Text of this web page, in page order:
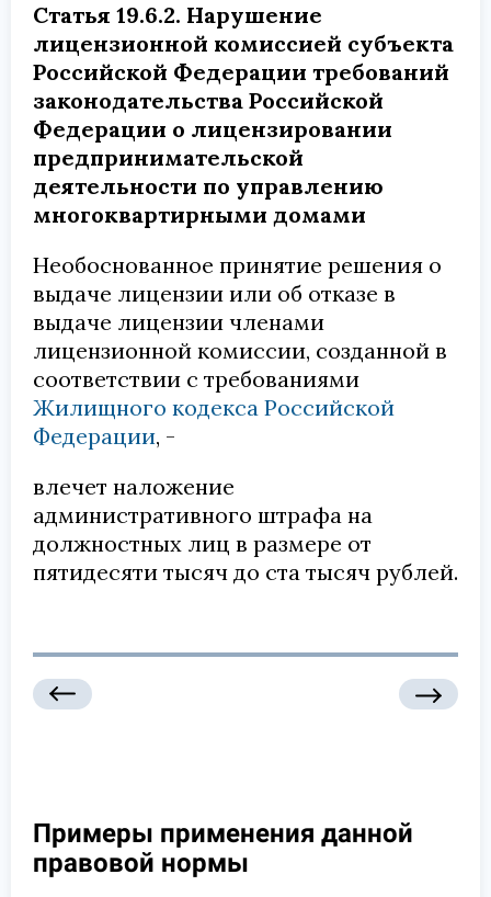
Статья 19.6.2. Нарушение
лицензионной комиссией субъекта
Российской Федерации требований
законодательства Российской
Федерации о лицензировании
предпринимательской
деятельности по управлению
многоквартирными домами
Необоснованное принятие решения о
выдаче лицензии или об отказе в
выдаче лицензии членами
лицензионной комиссии, созданной в
соответствии с требованиями
Жилищного кодекса Российской
Федерации, -
влечет наложение
административного штрафа на
должностных лиц в размере от
пятидесяти тысяч до ста тысяч рублей.
Примеры применения данной
правовой нормы